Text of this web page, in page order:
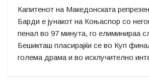
Капитенот на Македонската
Барди е јунакот на Коњаспор со
пенал во 97 минута, го елиминираа
Бешикташ пласирајќи се во Куп
голема драма и во исклучително